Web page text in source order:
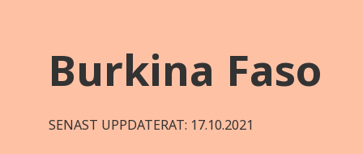
Burkina Faso
SENAST UPPDATERAT: 17.10.2021